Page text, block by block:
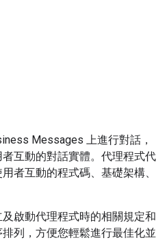
Messages 上進行對話，
互動的對話實體。代理程式代
者互動的程式碼、基礎架構、
啟動代理程式時的相關規定和
列，方便您輕鬆進行最佳化並